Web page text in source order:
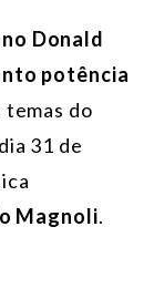
Donald
potência
temas do
31 de
Magnoli.